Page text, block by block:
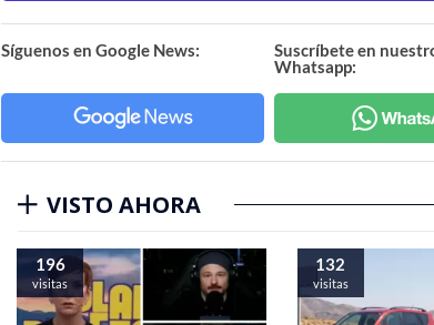
Síguenos en Google News:
Suscríbete en
Whatsapp:
VISTO AHORA
196
visitas
132
visitas